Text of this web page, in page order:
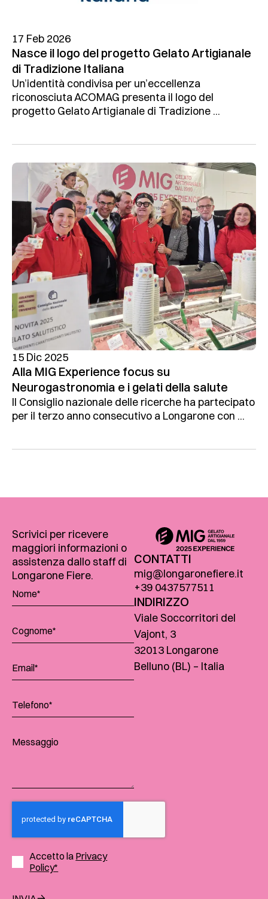
17 Feb 2026
Nasce il logo del progetto Gelato Artigianale
di Tradizione Italiana
Un’identità condivisa per un’eccellenza
riconosciuta ACOMAG presenta il logo del
progetto Gelato Artigianale di Tradizione ...
15 Dic 2025
Alla MIG Experience focus su
Neurogastronomia e i gelati della salute
Il Consiglio nazionale delle ricerche ha partecipato
per il terzo anno consecutivo a Longarone con ...
Scrivici per ricevere
maggiori informazioni o
assistenza dallo staff di
Longarone Fiere.
Accetto la Privacy
Policy*
CONTATTI
mig@longaronefiere.it
+39 0437577511
INDIRIZZO
Viale Soccorritori del
Vajont, 3
32013 Longarone
Belluno (BL) – Italia